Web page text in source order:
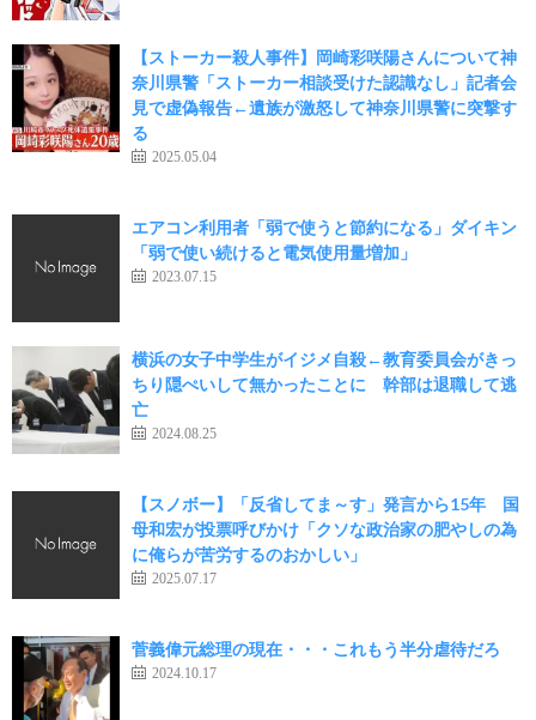
【ストーカー殺人事件】岡崎彩咲陽さんについて神
奈川県警「ストーカー相談受けた認識なし」記者会
見で虚偽報告←遺族が激怒して神奈川県警に突撃す
る
2025.05.04
エアコン利用者「弱で使うと節約になる」ダイキン
「弱で使い続けると電気使用量増加」
2023.07.15
横浜の女子中学生がイジメ自殺←教育委員会がきっ
ちり隠ぺいして無かったことに 幹部は退職して逃
亡
2024.08.25
【スノボー】「反省してま～す」発言から15年 国
母和宏が投票呼びかけ「クソな政治家の肥やしの為
に俺らが苦労するのおかしい」
2025.07.17
菅義偉元総理の現在・・・これもう半分虐待だろ
2024.10.17